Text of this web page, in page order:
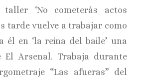
‘No cometerás actos
tarde vuelve a trabajar como
él en ‘la reina del baile’ una
El Arsenal. Trabaja durante
“Las afueras” del